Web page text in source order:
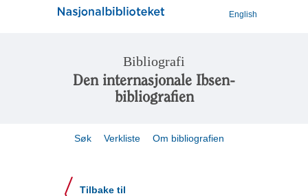
English
Bibliografi
Den internasjonale Ibsen-
bibliografien
Søk Verkliste Om bibliografien
Tilbake til